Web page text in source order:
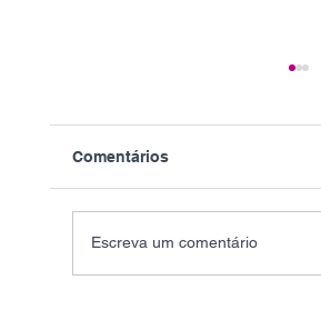
Comentários
Escreva um comentário